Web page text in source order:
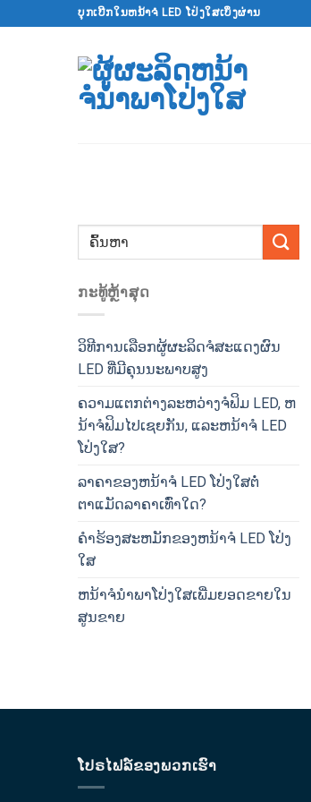
ໄປ
ບຸກເບີກໃນຫນ້າຈໍ LED ໂປ່ງໃສເບິ່ງຜ່ານ
ກະ​ທູ້​ຫຼ້າ​ສຸດ
ວິທີການເລືອກຜູ້ຜະລິດຈໍສະແດງຜົນ
LED ທີ່ມີຄຸນນະພາບສູງ
ຄວາມແຕກຕ່າງລະຫວ່າງຈໍຟິມ LED, ຫ
ນ້າຈໍຟິມໄປເຊຍກັນ, ແລະຫນ້າຈໍ LED
ໂປ່ງໃສ?
ລາຄາຂອງຫນ້າຈໍ LED ໂປ່ງໃສຕໍ່
ຕາແມັດລາຄາເທົ່າໃດ?
ຄໍາຮ້ອງສະຫມັກຂອງຫນ້າຈໍ LED ໂປ່ງ
ໃສ
ຫນ້າຈໍນໍາພາໂປ່ງໃສເພີ່ມຍອດຂາຍໃນ
ສູນຂາຍ
ໂປຣໄຟລ໌ຂອງພວກເຮົາ